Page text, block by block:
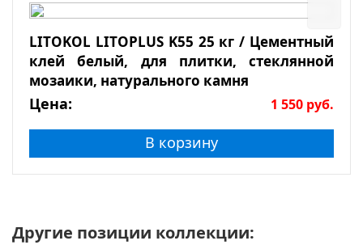
LITOKOL LITOPLUS K55 25 кг / Цементный
клей белый, для плитки, стеклянной
мозаики, натурального камня
Цена: 1 550 руб.
В корзину
Другие позиции коллекции: